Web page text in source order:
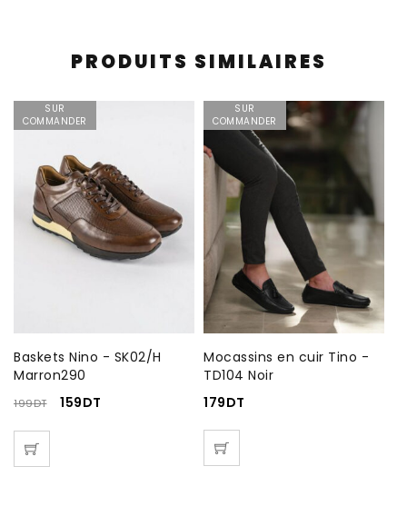
PRODUITS SIMILAIRES
SUR
COMMANDER
Baskets Nino - SK02/H
Marron290
199DT 159DT
SUR
COMMANDER
Mocassins en cuir Tino -
TD104 Noir
179DT